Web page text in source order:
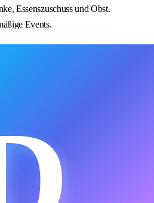
Essenszuschuss und Obst.
Events.